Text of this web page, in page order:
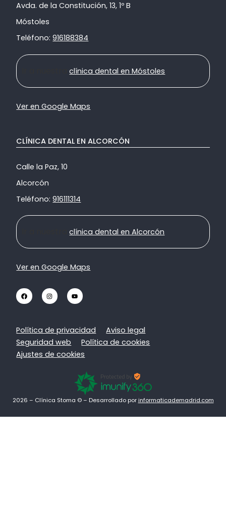
Avda. de la Constitución, 13, 1º B
Móstoles
Teléfono:916188384
Ir a nuestraclínica dental en Móstoles
Ver en Google Maps
CLÍNICA DENTAL EN ALCORCÓN
Calle la Paz, 10
Alcorcón
Teléfono:916111314
Ir a nuestraclínica dental en Alcorcón
Ver en Google Maps
Política de privacidad
Aviso legal
Seguridad web
Política de cookies
Ajustes de cookies
2026 – Clínica Stoma © – Desarrollado porinformaticademadrid.com